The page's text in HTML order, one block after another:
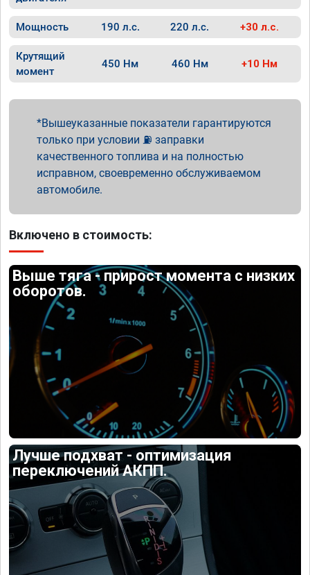
Мощность 190 л.с. 220 л.с. +30 л.с.
Крутящий
момент
450 Нм 460 Нм +10 Нм
Вышеуказанные показатели гарантируются
только при условии ⛽ заправки
качественного топлива и на полностью
исправном, своевременно обслуживаемом
автомобиле.
Включено в стоимость:
Выше тяга - прирост момента с низких
оборотов.
Лучше подхват - оптимизация
переключений АКПП.